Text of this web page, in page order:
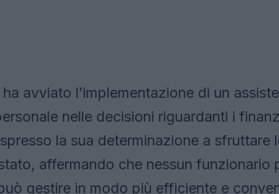
avviato l’implementazione di un
nelle decisioni riguardanti i
la sua determinazione a sfruttare
affermando che nessun
gestire in modo più efficiente e